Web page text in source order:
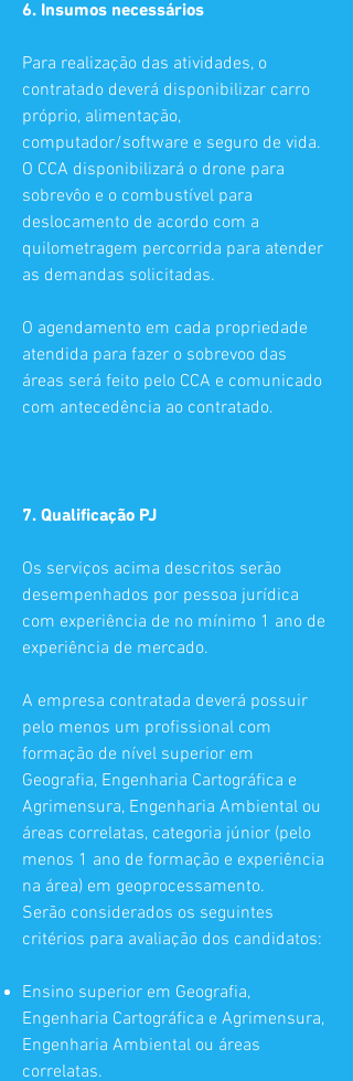
6. Insumos necessários
Para realização das atividades, o
contratado deverá disponibilizar carro
próprio, alimentação,
computador/software e seguro de vida.
O CCA disponibilizará o drone para
sobrevôo e o combustível para
deslocamento de acordo com a
quilometragem percorrida para atender
as demandas solicitadas.
O agendamento em cada propriedade
atendida para fazer o sobrevoo das
áreas será feito pelo CCA e comunicado
com antecedência ao contratado.
7. Qualificação PJ
Os serviços acima descritos serão
desempenhados por pessoa jurídica
com experiência de no mínimo 1 ano de
experiência de mercado.
A empresa contratada deverá possuir
pelo menos um profissional com
formação de nível superior em
Geografia, Engenharia Cartográfica e
Agrimensura, Engenharia Ambiental ou
áreas correlatas, categoria júnior (pelo
menos 1 ano de formação e experiência
na área) em geoprocessamento.
Serão considerados os seguintes
critérios para avaliação dos candidatos:
Ensino superior em Geografia,
Engenharia Cartográfica e Agrimensura,
Engenharia Ambiental ou áreas
correlatas.